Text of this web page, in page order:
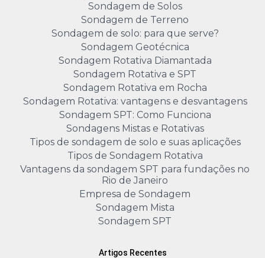
Sondagem de Solos
Sondagem de Terreno
Sondagem de solo: para que serve?
Sondagem Geotécnica
Sondagem Rotativa Diamantada
Sondagem Rotativa e SPT
Sondagem Rotativa em Rocha
Sondagem Rotativa: vantagens e desvantagens
Sondagem SPT: Como Funciona
Sondagens Mistas e Rotativas
Tipos de sondagem de solo e suas aplicações
Tipos de Sondagem Rotativa
Vantagens da sondagem SPT para fundações no
Rio de Janeiro
Empresa de Sondagem
Sondagem Mista
Sondagem SPT
Artigos Recentes